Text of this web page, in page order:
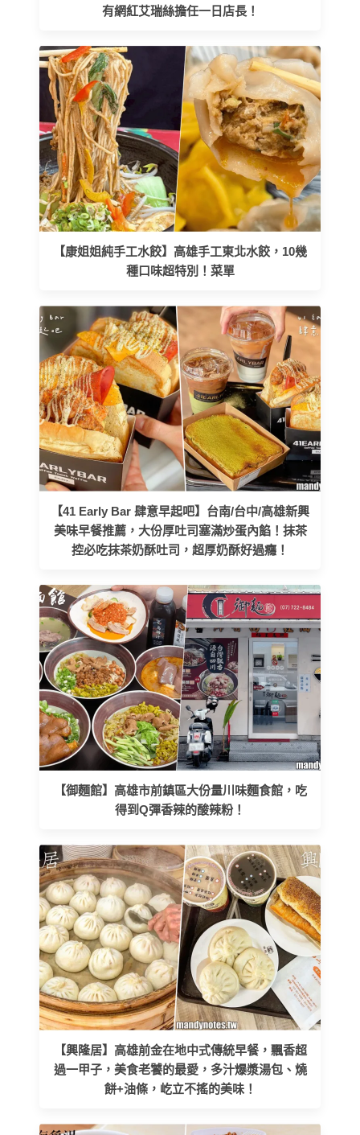
有網紅艾瑞絲擔任一日店長！
【康姐姐純手工水餃】高雄手工東北水餃，10幾
種口味超特別！菜單
【41 Early Bar 肆意早起吧】台南/台中/高雄新興
美味早餐推薦，大份厚吐司塞滿炒蛋內餡！抹茶
控必吃抹茶奶酥吐司，超厚奶酥好過癮！
【御麵館】高雄市前鎮區大份量川味麵食館，吃
得到Q彈香辣的酸辣粉！
【興隆居】高雄前金在地中式傳統早餐，飄香超
過一甲子，美食老饕的最愛，多汁爆漿湯包、燒
餅+油條，屹立不搖的美味！